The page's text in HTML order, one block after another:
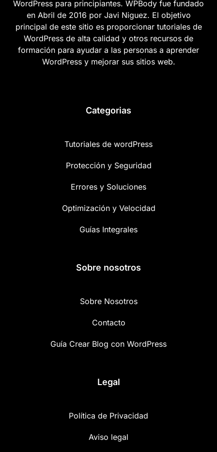
WordPress para principiantes. WPBody fue fundado
en Abril de 2016 por Javi Niguez. El objetivo
principal de este sitio es proporcionar tutoriales de
WordPress de alta calidad y otros recursos de
formación para ayudar a las personas a aprender
WordPress y mejorar sus sitios web.
Categorias
Tutoriales de wordPress
Protección y Seguridad
Errores y Soluciones
Optimización y Velocidad
Guías Integrales
Sobre nosotros
Sobre Nosotros
Contacto
Guía Crear Blog con WordPress
Legal
Política de Privacidad
Aviso legal